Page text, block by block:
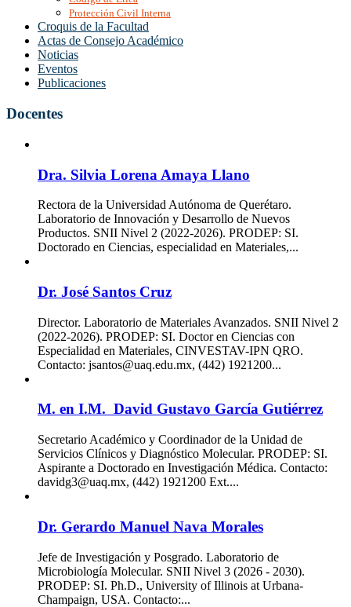
Protección Civil Interna
Croquis de la Facultad
Actas de Consejo Académico
Noticias
Eventos
Publicaciones
Docentes
Dra. Silvia Lorena Amaya Llano
Rectora de la Universidad Autónoma de Querétaro.
Laboratorio de Innovación y Desarrollo de Nuevos
Productos. SNII Nivel 2 (2022-2026). PRODEP: SI.
Doctorado en Ciencias, especialidad en Materiales,...
Dr. José Santos Cruz
Director. Laboratorio de Materiales Avanzados. SNII Nivel 2
(2022-2026). PRODEP: SI. Doctor en Ciencias con
Especialidad en Materiales, CINVESTAV-IPN QRO.
Contacto: jsantos@uaq.edu.mx, (442) 1921200...
M. en I.M. David Gustavo García Gutiérrez
Secretario Académico y Coordinador de la Unidad de
Servicios Clínicos y Diagnóstico Molecular. PRODEP: SI.
Aspirante a Doctorado en Investigación Médica. Contacto:
davidg3@uaq.mx, (442) 1921200 Ext....
Dr. Gerardo Manuel Nava Morales
Jefe de Investigación y Posgrado. Laboratorio de
Microbiología Molecular. SNII Nivel 3 (2026 - 2030).
PRODEP: SI. Ph.D., University of Illinois at Urbana-
Champaign, USA. Contacto:...